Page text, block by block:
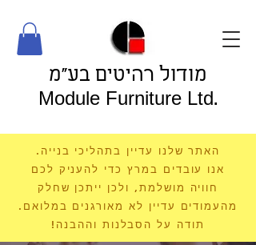
מודול רהיטים בע"מ
Module Furniture Ltd.
האתר שלנו עדיין בתהליכי בנייה.
אנו עובדים במרץ כדי להעניק לכם
חוויה מושלמת, ולכן ייתכן שחלק
מהעמודים עדיין לא מאורגנים במלואם.
תודה על הסבלנות וההבנה!